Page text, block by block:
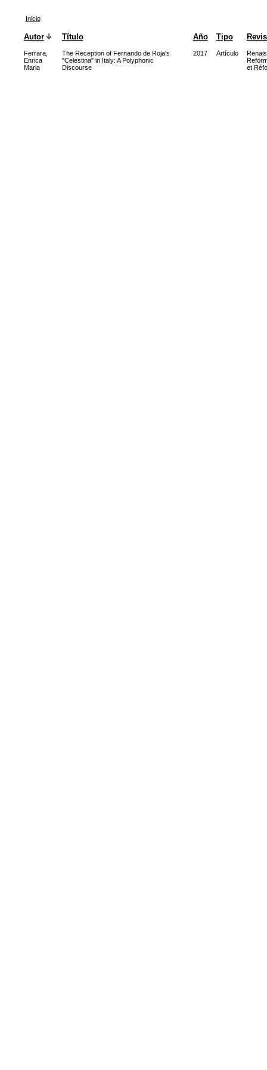
Inicio
Autor Título Año Tipo
Ferrara,
Enrica
Maria
The Reception of Fernando de Roja's
"Celestina" in Italy: A Polyphonic
Discourse
2017 Artículo
et